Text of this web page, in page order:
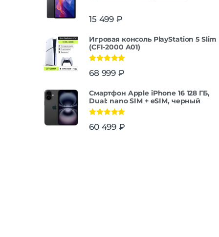
15 499 ₽
Игровая консоль PlayStation 5 Slim
(CFI-2000 A01)
из 5
68 999 ₽
Смартфон Apple iPhone 16 128 ГБ,
Dual: nano SIM + eSIM, черный
из 5
60 499 ₽